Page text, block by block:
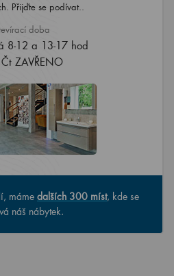
Přijďte se podívat..
doba
8-12 a 13-17 hod
ZAVŘENO
máme dalších 300 míst, kde se
náš nábytek.